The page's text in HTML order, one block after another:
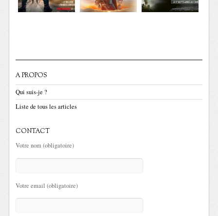
A PROPOS
Qui suis-je ?
Liste de tous les articles
CONTACT
Votre nom (obligatoire)
Votre email (obligatoire)